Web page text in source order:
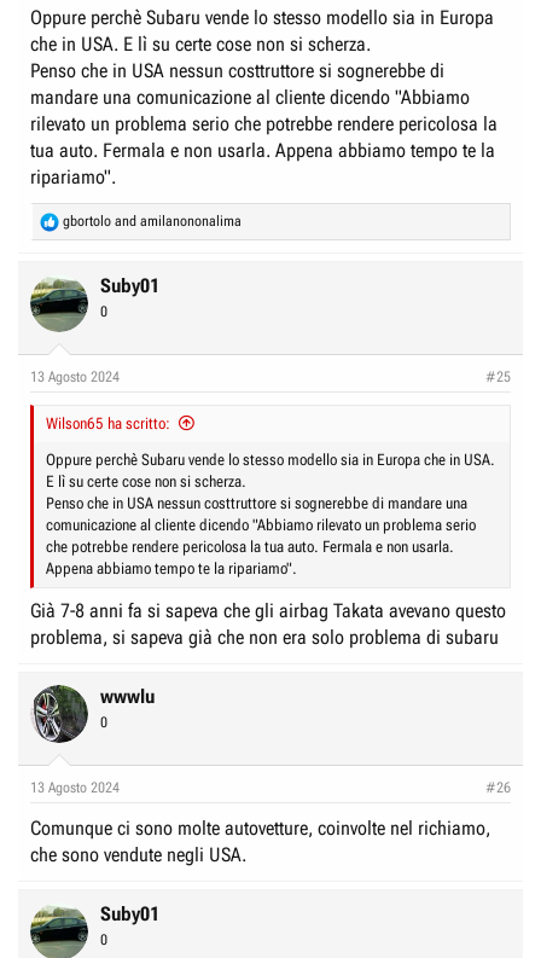
Oppure perchè Subaru vende lo stesso modello sia in Europa
che in USA. E lì su certe cose non si scherza.
Penso che in USA nessun costtruttore si sognerebbe di
mandare una comunicazione al cliente dicendo "Abbiamo
rilevato un problema serio che potrebbe rendere pericolosa la
tua auto. Fermala e non usarla. Appena abbiamo tempo te la
ripariamo".
R
e
c
t
s
gbortolo and amilanononalima
Suby01
0
13 Agosto 2024 #25
Wilson65 ha scritto:
Oppure perchè Subaru vende lo stesso modello sia in Europa che in USA.
E lì su certe cose non si scherza.
Penso che in USA nessun costtruttore si sognerebbe di mandare una
comunicazione al cliente dicendo "Abbiamo rilevato un problema serio
che potrebbe rendere pericolosa la tua auto. Fermala e non usarla.
Appena abbiamo tempo te la ripariamo".
Già 7-8 anni fa si sapeva che gli airbag Takata avevano questo
problema, si sapeva già che non era solo problema di subaru
wwwlu
0
13 Agosto 2024 #26
Comunque ci sono molte autovetture, coinvolte nel richiamo,
che sono vendute negli USA.
Suby01
0